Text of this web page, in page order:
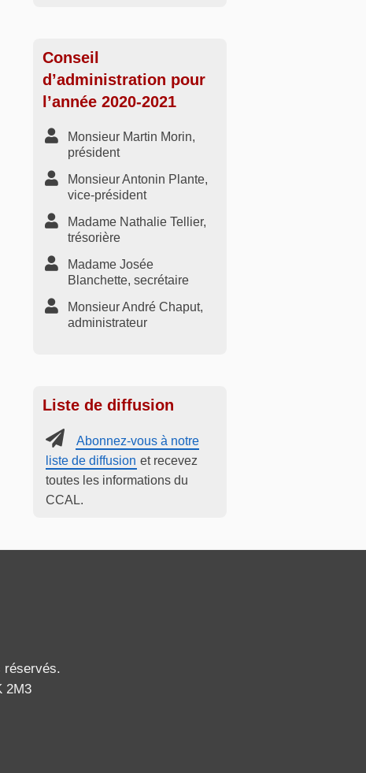
Conseil
d’administration pour
l’année 2020-2021
Monsieur Martin Morin,
président
Monsieur Antonin Plante,
vice-président
Madame Nathalie Tellier,
trésorière
Madame Josée
Blanchette, secrétaire
Monsieur André Chaput,
administrateur
Liste de diffusion
Abonnez-vous à notre
liste de diffusion et recevez
toutes les informations du
CCAL.
réservés.
2M3